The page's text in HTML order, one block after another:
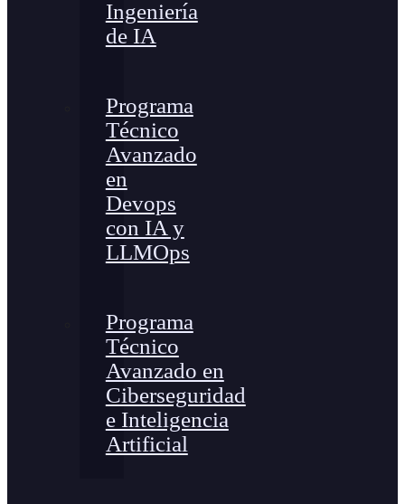
Ingeniería
de IA
Programa
Técnico
Avanzado
en
Devops
con IA y
LLMOps
Programa
Técnico
Avanzado en
Ciberseguridad
e Inteligencia
Artificial